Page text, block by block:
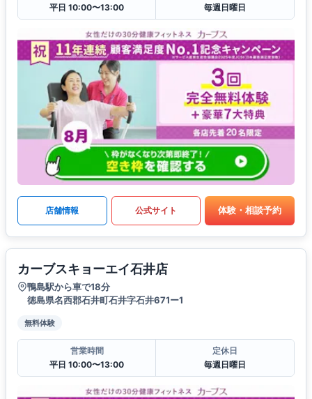
平日 10:00〜13:00
毎週日曜日
店舗情報 公式サイト 体験・相談予約
カーブスキョーエイ石井店
鴨島駅から車で18分
徳島県名西郡石井町石井字石井671ー1
無料体験
営業時間
平日 10:00〜13:00
定休日
毎週日曜日